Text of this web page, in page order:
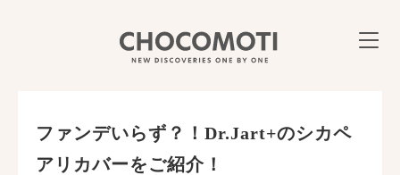
ファンデいらず？！Dr.Jart+のシカペ
アリカバーをご紹介！